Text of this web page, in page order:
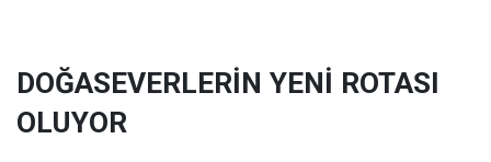
DOĞASEVERLERİN YENİ ROTASI
OLUYOR